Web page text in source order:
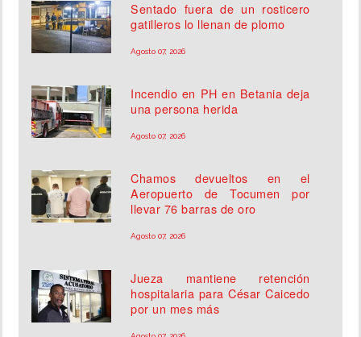
Sentado fuera de un rosticero
gatilleros lo llenan de plomo
Agosto 07, 2026
Incendio en PH en Betania deja
una persona herida
Agosto 07, 2026
Chamos devueltos en el
Aeropuerto de Tocumen por
llevar 76 barras de oro
Agosto 07, 2026
Jueza mantiene retención
hospitalaria para César Caicedo
por un mes más